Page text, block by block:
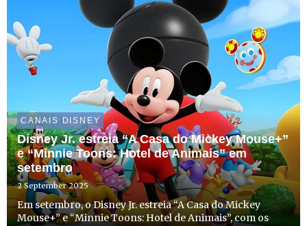
CANAIS DISNEY
Disney Jr. estreia “A Casa do Mickey Mouse+”
e “Minnie Toons: Hotel de Animais” em
setembro
2 September 2025
Em setembro, o Disney Jr. estreia “A Casa do Mickey
Mouse+” e “Minnie Toons: Hotel de Animais”, com os